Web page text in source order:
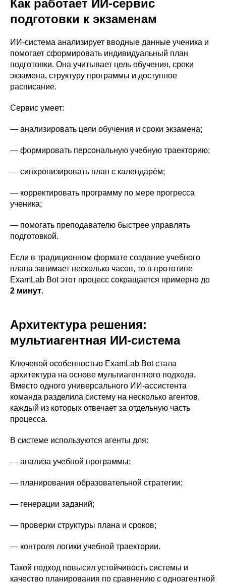
Как работает ИИ-сервис
подготовки к экзаменам
ИИ-система анализирует вводные данные ученика и
помогает сформировать индивидуальный план
подготовки. Она учитывает цель обучения, сроки
экзамена, структуру программы и доступное
расписание.
Сервис умеет:
— анализировать цели обучения и сроки экзамена;
— формировать персональную учебную траекторию;
— синхронизировать план с календарём;
— корректировать программу по мере прогресса
ученика;
— помогать преподавателю быстрее управлять
подготовкой.
Если в традиционном формате создание учебного
плана занимает несколько часов, то в прототипе
ExamLab Bot этот процесс сокращается примерно до
2 минут.
Архитектура решения:
мультиагентная ИИ-система
Ключевой особенностью ExamLab Bot стала
архитектура на основе мультиагентного подхода.
Вместо одного универсального ИИ-ассистента
команда разделила систему на несколько агентов,
каждый из которых отвечает за отдельную часть
процесса.
В системе используются агенты для:
— анализа учебной программы;
— планирования образовательной стратегии;
— генерации заданий;
— проверки структуры плана и сроков;
— контроля логики учебной траектории.
Такой подход повысил устойчивость системы и
качество планирования по сравнению с одноагентной